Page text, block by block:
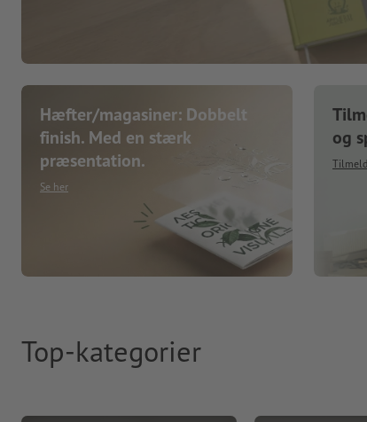
Hæfter/magasiner: Dobbelt
finish. Med en stærk
præsentation.
Se her
og
Top-kategorier